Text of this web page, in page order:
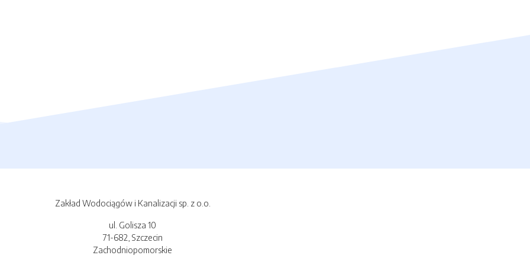
Zakład Wodociągów i Kanalizacji sp. z o.o.
ul. Golisza 10
71-682, Szczecin
Zachodniopomorskie